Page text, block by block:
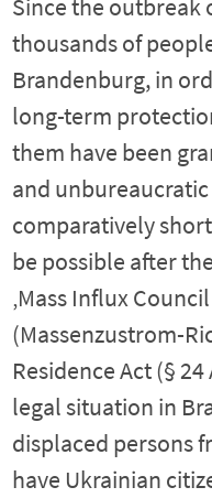
thousands of
Brandenburg, in
long-term
them have been
and unbureaucratic
comparatively
be possible after
‚Mass Influx
(Massenzustrom-
Residence Act (§
legal situation in
displaced persons
have Ukrainian